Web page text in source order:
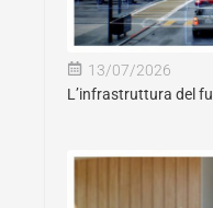
13/07/2026
L’infrastruttura del